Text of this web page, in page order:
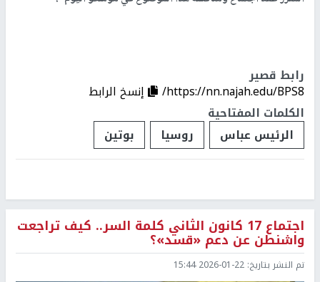
رابط قصير
https://nn.najah.edu/BPS8/
إنسخ الرابط
الكلمات المفتاحية
الرئيس عباس
روسيا بوتين
اجتماع 17 كانون الثاني كلمة السر.. كيف تراجعت
واشنطن عن دعم «قسد»؟
تم النشر بتاريخ: 2026-01-22 15:44